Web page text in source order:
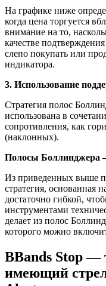
На графике ниже
когда цена торгуется
внимание на то,
качестве
слепо покупать или
индикатора.
3. Использование
Стратегия полос
использована в
сопротивления, как
(наклонных).
Полосы Боллинджера –
Из приведенных выше
стратегия, основанная
достаточно гибкой,
инструментами
делает из полос
которого можно
BBands Stop —
имеющий